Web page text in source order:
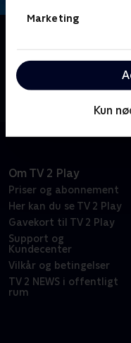
Marketing
Kun
opvæksten. Hans
gudforældre er, ivrige
Om TV 2 Play
Priser og abonnement
Her kan du se TV 2 Play
Gavekort til TV 2 Play
Support og
Kundecenter
Vilkår og betingelser
TV 2 NEWS i offentligt
rum